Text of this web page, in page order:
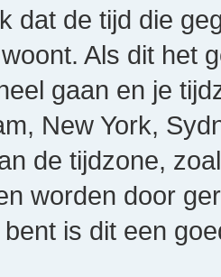
dat de tijd die
Als dit het
gaan en je
New York,
de tijdzone,
worden door
is dit een